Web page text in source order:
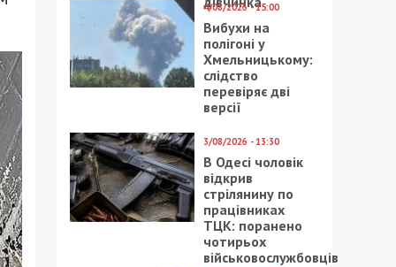
4/08/2026 - 15:00
Вибухи на
полігоні у
Хмельницькому:
слідство
перевіряє дві
версії
3/08/2026 - 13:30
В Одесі чоловік
відкрив
стрілянину по
працівниках
ТЦК: поранено
чотирьох
військовослужбовців